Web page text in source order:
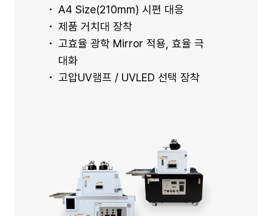
A4 Size(210mm) 시편 대응
제품 거치대 장착
고효율 광학 Mirror 적용, 효율 극
대화
고압UV램프 / UVLED 선택 장착